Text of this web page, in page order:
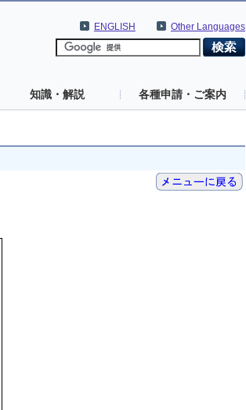
Other Languages
ENGLISH
知識・解説 各種申請・ご案内